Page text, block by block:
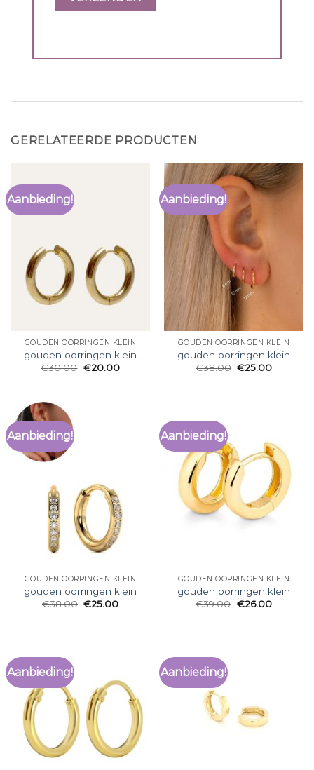
GERELATEERDE PRODUCTEN
Aanbieding!
GOUDEN OORRINGEN KLEIN
gouden oorringen klein
€30.00 €20.00
Aanbieding!
GOUDEN OORRINGEN KLEIN
gouden oorringen klein
€38.00 €25.00
Aanbieding!
GOUDEN OORRINGEN KLEIN
gouden oorringen klein
€38.00 €25.00
Aanbieding!
GOUDEN OORRINGEN KLEIN
gouden oorringen klein
€39.00 €26.00
Aanbieding! Aanbieding!